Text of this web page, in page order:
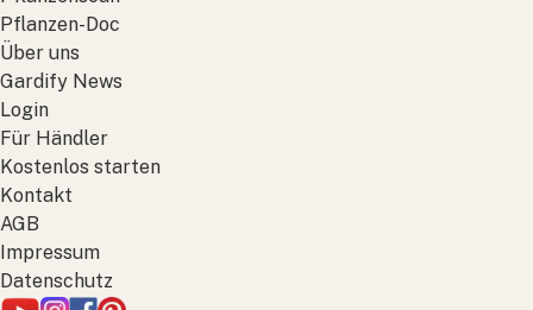
Pflanzen-Doc
Über uns
Gardify News
Login
Für Händler
Kostenlos starten
Kontakt
AGB
Impressum
Datenschutz